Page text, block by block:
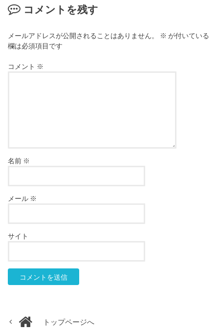
コメントを残す
メールアドレスが公開されることはありません。 ※ が付いている
欄は必須項目です
コメント ※
名前 ※
メール ※
サイト
トップページへ